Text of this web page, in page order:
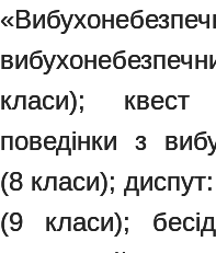
класи);
поведінки з
(8 класи);
(9 класи);